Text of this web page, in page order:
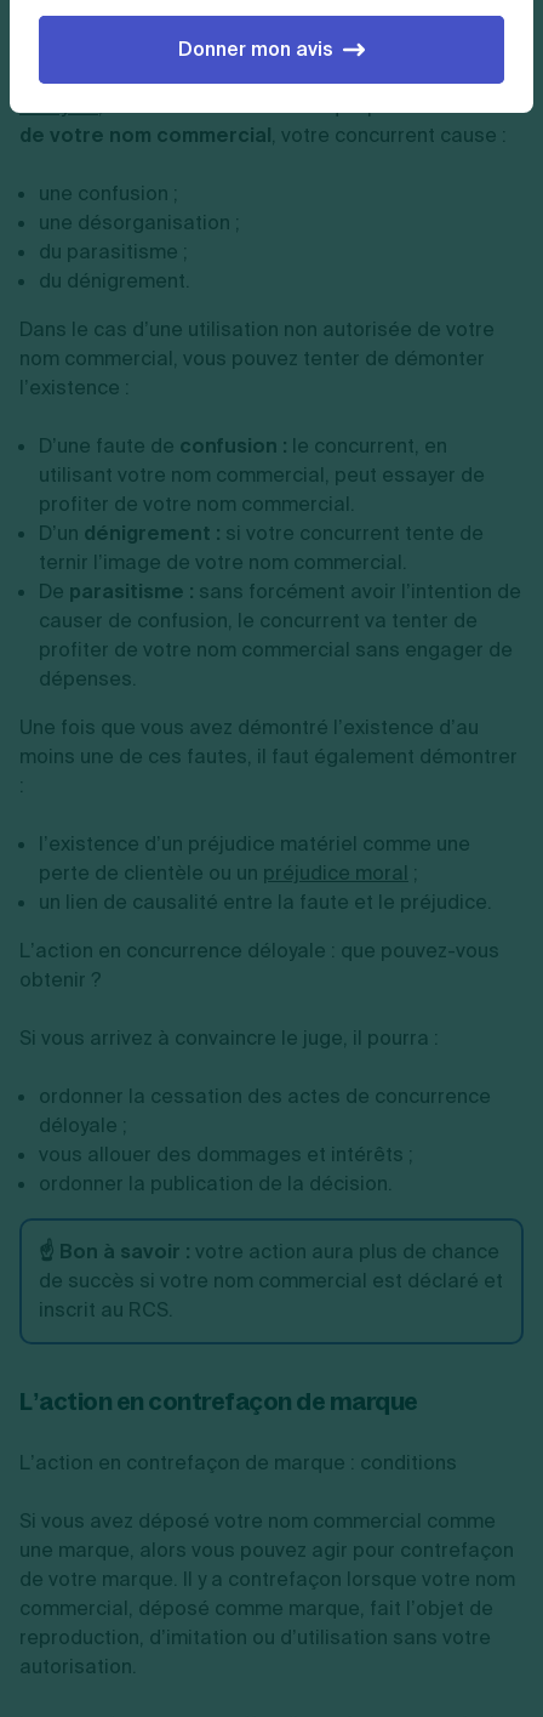
L’action en concurrence déloyale : conditions
Pour pouvoir exercer une action en
de votre nom commercial, votre concurrent cause :
une confusion ;
une désorganisation ;
du parasitisme ;
du dénigrement.
Dans le cas d’une utilisation non autorisée de votre
nom commercial, vous pouvez tenter de démonter
l’existence :
D’une faute de confusion : le concurrent, en
utilisant votre nom commercial, peut essayer de
profiter de votre nom commercial.
D’un dénigrement : si votre concurrent tente de
ternir l’image de votre nom commercial.
De parasitisme : sans forcément avoir l’intention de
causer de confusion, le concurrent va tenter de
profiter de votre nom commercial sans engager de
dépenses.
Une fois que vous avez démontré l’existence d’au
moins une de ces fautes, il faut également démontrer
:
l’existence d’un préjudice matériel comme une
perte de clientèle ou un préjudice moral ;
un lien de causalité entre la faute et le préjudice.
L’action en concurrence déloyale : que pouvez-vous
obtenir ?
Si vous arrivez à convaincre le juge, il pourra :
ordonner la cessation des actes de concurrence
déloyale ;
vous allouer des dommages et intérêts ;
ordonner la publication de la décision.
☝️ Bon à savoir : votre action aura plus de chance
de succès si votre nom commercial est déclaré et
inscrit au RCS.
L’action en contrefaçon de marque
L’action en contrefaçon de marque : conditions
Si vous avez déposé votre nom commercial comme
une marque, alors vous pouvez agir pour contrefaçon
de votre marque. Il y a contrefaçon lorsque votre nom
commercial, déposé comme marque, fait l’objet de
reproduction, d’imitation ou d’utilisation sans votre
autorisation.
Donner mon avis